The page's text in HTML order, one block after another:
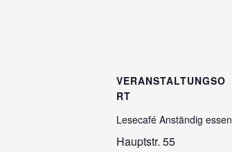
VERANSTALTUNGSO
RT
Lesecafé Anständig essen
Hauptstr. 55